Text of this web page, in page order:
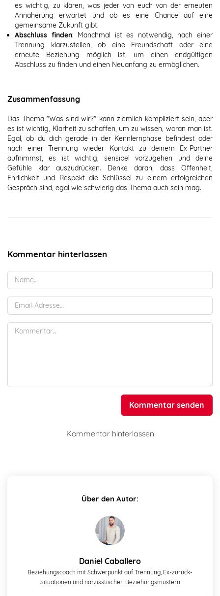
es wichtig, zu klären, was jeder von euch von der erneuten
Annäherung erwartet und ob es eine Chance auf eine
gemeinsame Zukunft gibt.
Abschluss finden: Manchmal ist es notwendig, nach einer
Trennung klarzustellen, ob eine Freundschaft oder eine
erneute Beziehung möglich ist, um einen endgültigen
Abschluss zu finden und einen Neuanfang zu ermöglichen.
Zusammenfassung
Das Thema "Was sind wir?" kann ziemlich kompliziert sein, aber
es ist wichtig, Klarheit zu schaffen, um zu wissen, woran man ist.
Egal, ob du dich gerade in der Kennlernphase befindest oder
nach einer Trennung wieder Kontakt zu deinem Ex-Partner
aufnimmst, es ist wichtig, sensibel vorzugehen und deine
Gefühle klar auszudrücken. Denke daran, dass Offenheit,
Ehrlichkeit und Respekt die Schlüssel zu einem erfolgreichen
Gespräch sind, egal wie schwierig das Thema auch sein mag.
Kommentar hinterlassen
Kommentar senden
Kommentar hinterlassen
Über den Autor:
Daniel Caballero
Beziehungscoach mit Schwerpunkt auf Trennung, Ex-zurück-
Situationen und narzisstischen Beziehungsmustern